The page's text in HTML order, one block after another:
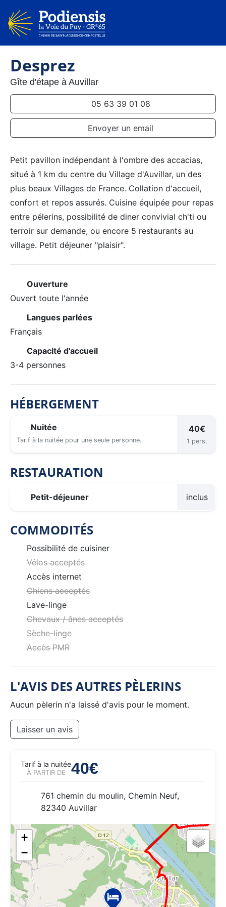
Desprez
Gîte d'étape à Auvillar
05 63 39 01 08
Envoyer un email
Petit pavillon indépendant à l'ombre des accacias,
situé à 1 km du centre du Village d'Auvillar, un des
plus beaux Villages de France. Collation d'accueil,
confort et repos assurés. Cuisine équipée pour repas
entre pélerins, possibilité de diner convivial ch'ti ou
terroir sur demande, ou encore 5 restaurants au
village. Petit déjeuner "plaisir".
Ouverture
Ouvert toute l'année
Langues parlées
Français
Capacité d'accueil
3-4 personnes
HÉBERGEMENT
Nuitée
Tarif à la nuitée pour une seule personne.
40€
1 pers.
RESTAURATION
Petit-déjeuner inclus
COMMODITÉS
Possibilité de cuisiner
Vélos acceptés
Accès internet
Chiens acceptés
Lave-linge
Chevaux / ânes acceptés
Sèche-linge
Accès PMR
L'AVIS DES AUTRES PÈLERINS
Aucun pèlerin n'a laissé d'avis pour le moment.
Laisser un avis
Tarif à la nuitée
À PARTIR DE 40€
761 chemin du moulin, Chemin Neuf,
82340 Auvillar
+
−